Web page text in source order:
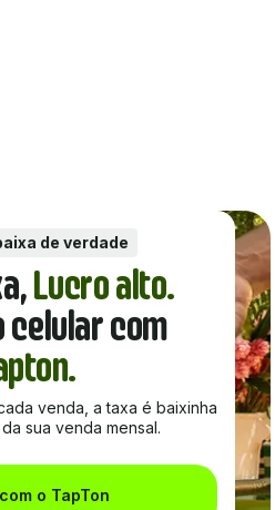
de verdade
Lucro alto.
celular com
venda, a taxa é baixinha
sua venda mensal.
o TapTon